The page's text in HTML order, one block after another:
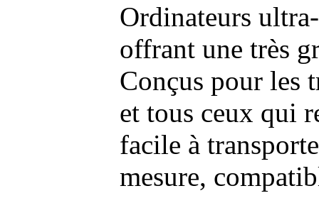
Ordinateurs
offrant une très
Conçus pour les
et tous ceux qui
facile à
mesure,